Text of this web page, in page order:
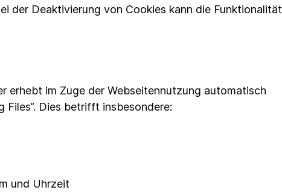
der Deaktivierung von Cookies kann die Funktionalität
erhebt im Zuge der Webseitennutzung automatisch
Files“. Dies betrifft insbesondere:
und Uhrzeit